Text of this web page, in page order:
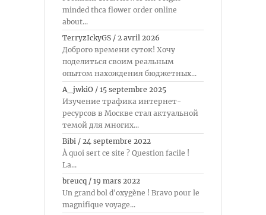
minded thca flower order online
about...
TerryzIckyGS / 2 avril 2026
Доброго времени суток! Хочу
поделиться своим реальным
опытом нахождения бюджетных...
A_jwkiO / 15 septembre 2025
Изучение трафика интернет-
ресурсов в Москве стал актуальной
темой для многих...
Bibi / 24 septembre 2022
À quoi sert ce site ? Question facile !
La...
breucq / 19 mars 2022
Un grand bol d'oxygène ! Bravo pour le
magnifique voyage...